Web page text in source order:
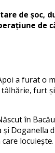
de
de
a furat
furt
în